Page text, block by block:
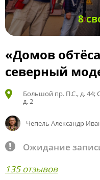
8
«Домов
северный
Большой пр. П.С., д. 44;
д. 2
Чепель Александр
Ожидание
135 отзывов